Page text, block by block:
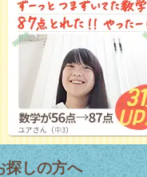
探しの方へ